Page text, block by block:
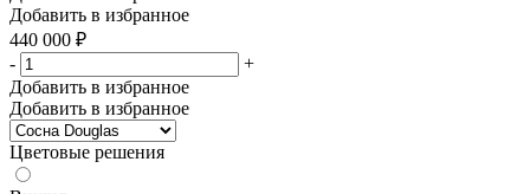
Добавить в избранное
440 000 ₽
-
+
Добавить в избранное
Добавить в избранное
Цветовые решения